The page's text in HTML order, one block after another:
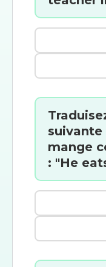
suivante
mange
: "He